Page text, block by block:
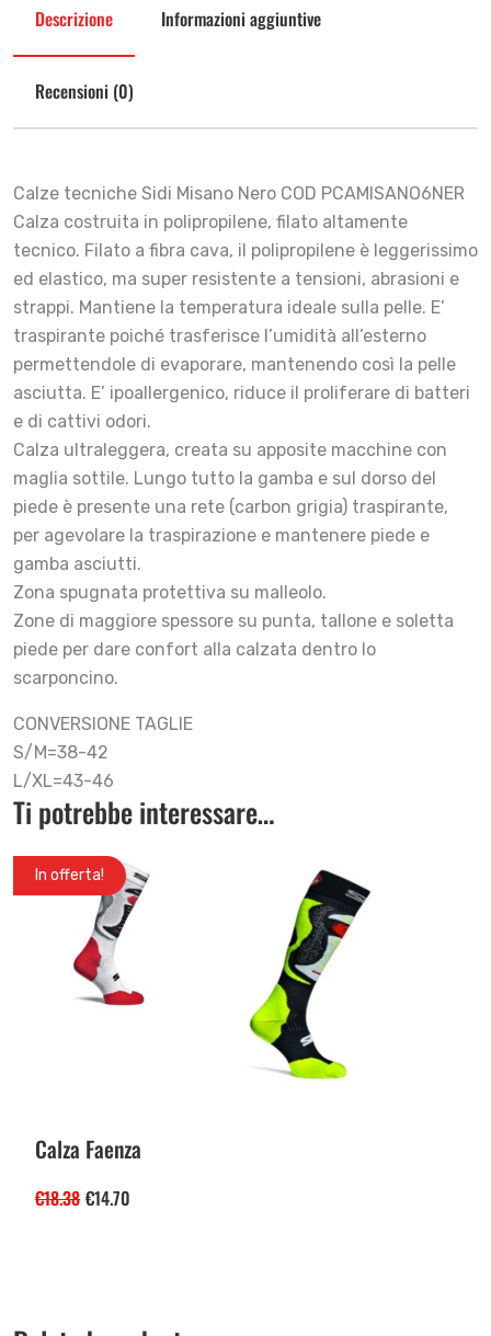
Descrizione Informazioni aggiuntive
Recensioni (0)
Calze tecniche Sidi Misano Nero COD PCAMISANO6NER
Calza costruita in polipropilene, filato altamente
tecnico. Filato a fibra cava, il polipropilene è leggerissimo
ed elastico, ma super resistente a tensioni, abrasioni e
strappi. Mantiene la temperatura ideale sulla pelle. E’
traspirante poiché trasferisce l’umidità all’esterno
permettendole di evaporare, mantenendo così la pelle
asciutta. E’ ipoallergenico, riduce il proliferare di batteri
e di cattivi odori.
Calza ultraleggera, creata su apposite macchine con
maglia sottile. Lungo tutto la gamba e sul dorso del
piede è presente una rete (carbon grigia) traspirante,
per agevolare la traspirazione e mantenere piede e
gamba asciutti.
Zona spugnata protettiva su malleolo.
Zone di maggiore spessore su punta, tallone e soletta
piede per dare confort alla calzata dentro lo
scarponcino.
CONVERSIONE TAGLIE
S/M=38-42
L/XL=43-46
Ti potrebbe interessare…
In offerta!
Calza Faenza
€18.38 €14.70